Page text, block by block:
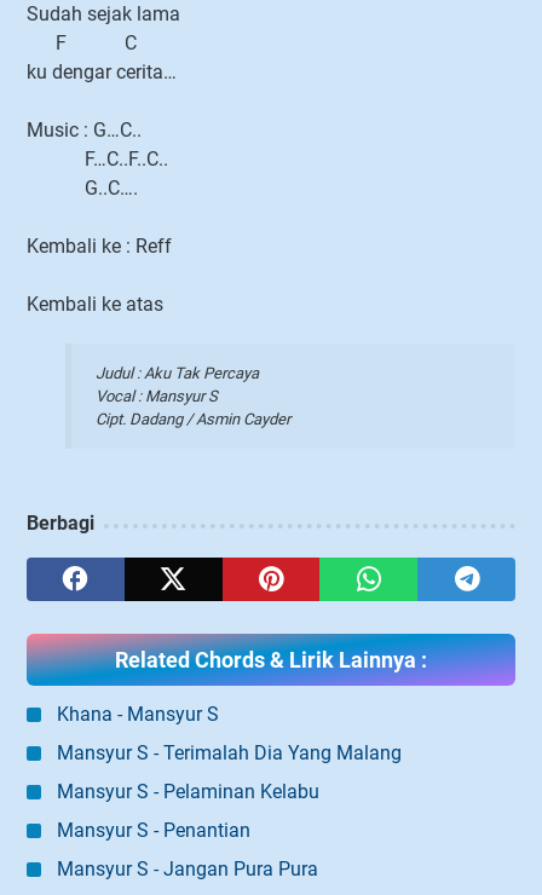
Sudah sejak lama
F C
ku dengar cerita…
Music : G…C..
F…C..F..C..
G..C….
Kembali ke : Reff
Kembali ke atas
Judul : Aku Tak Percaya
Vocal : Mansyur S
Cipt. Dadang / Asmin Cayder
Berbagi
Related Chords & Lirik Lainnya :
Khana - Mansyur S
Mansyur S - Terimalah Dia Yang Malang
Mansyur S - Pelaminan Kelabu
Mansyur S - Penantian
Mansyur S - Jangan Pura Pura